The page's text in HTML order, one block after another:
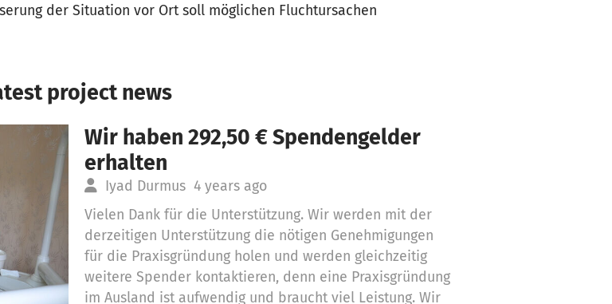
der Situation vor Ort soll möglichen Fluchtursachen
project news
Wir haben 292,50 € Spendengelder
erhalten
Iyad Durmus 4 years ago
Vielen Dank für die Unterstützung. Wir werden mit der
derzeitigen Unterstützung die nötigen Genehmigungen
für die Praxisgründung holen und werden gleichzeitig
weitere Spender kontaktieren, denn eine Praxisgründung
im Ausland ist aufwendig und braucht viel Leistung. Wir